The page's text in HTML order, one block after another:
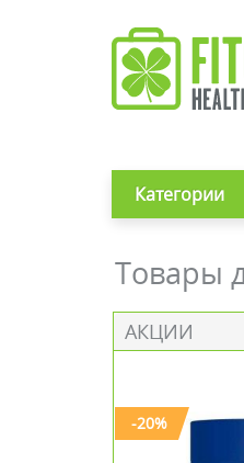
Категории
Товары
АКЦИИ
-20%